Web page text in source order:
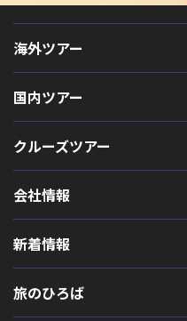
海外ツアー
国内ツアー
クルーズツアー
会社情報
新着情報
旅のひろば